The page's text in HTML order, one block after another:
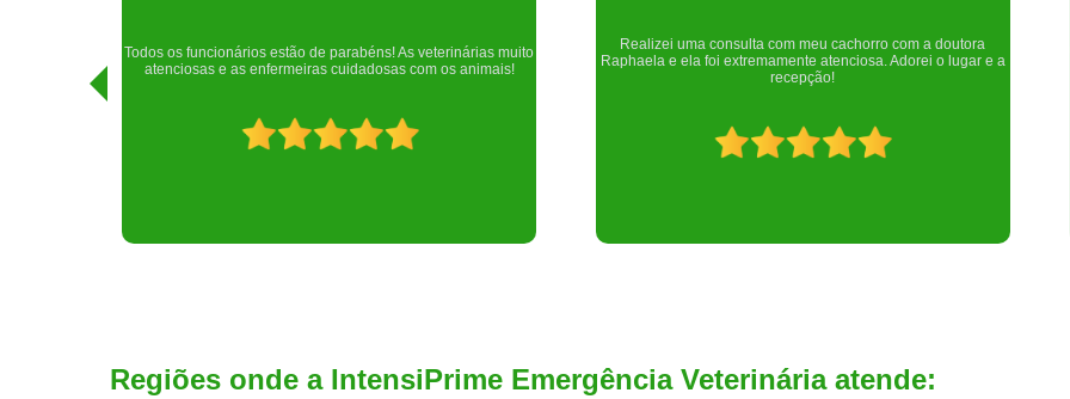
Realizei uma consulta com meu cachorro com a doutora
Raphaela e ela foi extremamente atenciosa. Adorei o lugar e a
recepção!
Um lugar maravilhoso. Sempre serei grata pelo que fizeram por
nós!
Regiões onde a IntensiPrime Emergência Veterinária atende: